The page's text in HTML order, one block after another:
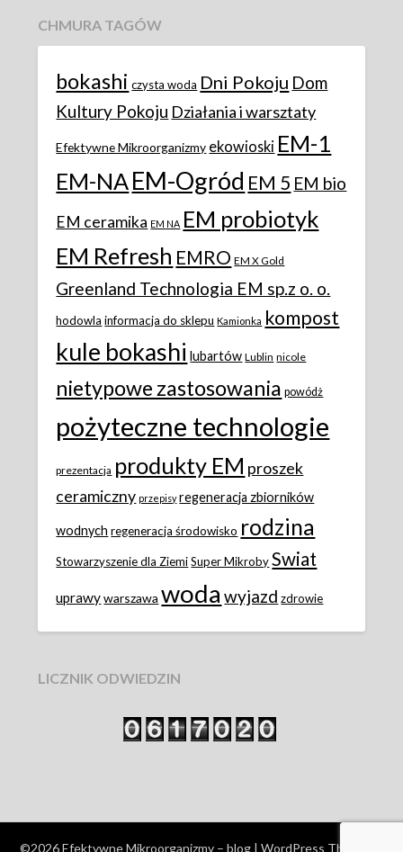
CHMURA TAGÓW
bokashi czysta woda Dni Pokoju Dom
Kultury Pokoju Działania i warsztaty
Efektywne Mikroorganizmy ekowioski EM-1
EM-NAEM-Ogród EM 5 EM bio
EM ceramika EM NA EM probiotyk
EM Refresh EMRO EM X Gold
Greenland Technologia EM sp.z o. o.
hodowla informacja do sklepu Kamionka kompost
kule bokashi lubartów Lublin nicole
nietypowe zastosowania powódż
pożyteczne technologie
prezentacja produkty EM proszek
ceramiczny przepisy regeneracja zbiorników
wodnych regeneracja środowisko rodzina
Stowarzyszenie dla Ziemi Super Mikroby Swiat
uprawy warszawa woda wyjazd zdrowie
LICZNIK ODWIEDZIN
©2026 Efektywne Mikroorganizmy – blog | WordPress Theme by